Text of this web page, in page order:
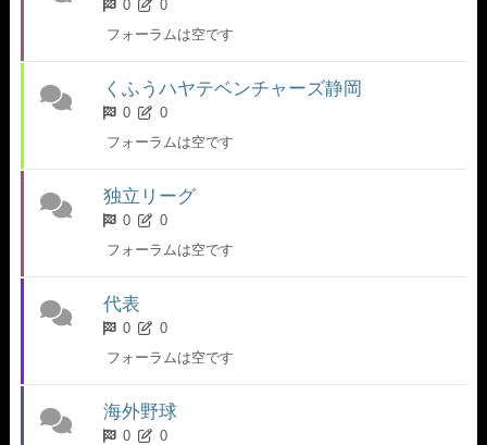
0
0
フォーラムは空です
くふうハヤテベンチャーズ静岡
0
0
フォーラムは空です
独立リーグ
0
0
フォーラムは空です
代表
0
0
フォーラムは空です
海外野球
0
0